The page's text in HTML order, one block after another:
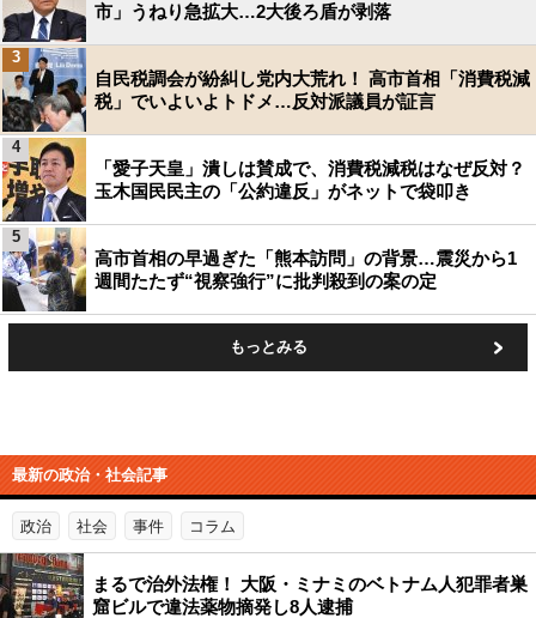
市」うねり急拡大…2大後ろ盾が剥落
自民税調会が紛糾し党内大荒れ！ 高市首相「消費税減
税」でいよいよトドメ…反対派議員が証言
3
「愛子天皇」潰しは賛成で、消費税減税はなぜ反対？
玉木国民民主の「公約違反」がネットで袋叩き
4
高市首相の早過ぎた「熊本訪問」の背景…震災から1
週間たたず“視察強行”に批判殺到の案の定
5
もっとみる
最新の政治・社会記事
政治 社会 事件 コラム
まるで治外法権！ 大阪・ミナミのベトナム人犯罪者巣
窟ビルで違法薬物摘発し8人逮捕